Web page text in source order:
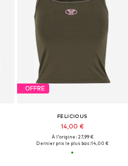
OFFRE
FELICIOUS
14,00 €
À l'origine : 27,99 €
Dernier prix le plus bas :14,00 €